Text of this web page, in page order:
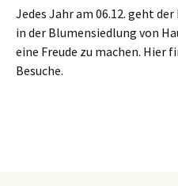
Jedes Jahr am 06.12. geht
in der Blumensiedlung von
eine Freude zu machen. Hier
Besuche.